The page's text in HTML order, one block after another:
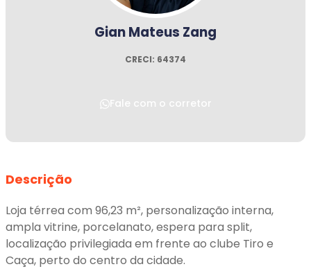
Gian Mateus Zang
CRECI: 64374
Fale com o corretor
Descrição
Loja térrea com 96,23 m², personalização interna,
ampla vitrine, porcelanato, espera para split,
localização privilegiada em frente ao clube Tiro e
Caça, perto do centro da cidade.